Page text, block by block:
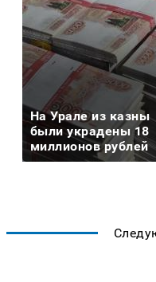
На Урале из казны
были украдены 18
миллионов рублей